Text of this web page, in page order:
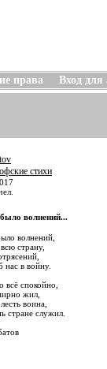
права Вход для
стихи
волнений...
волнений,
страну,
нас в войну.
спокойно,
жил,
воина,
стране служил.